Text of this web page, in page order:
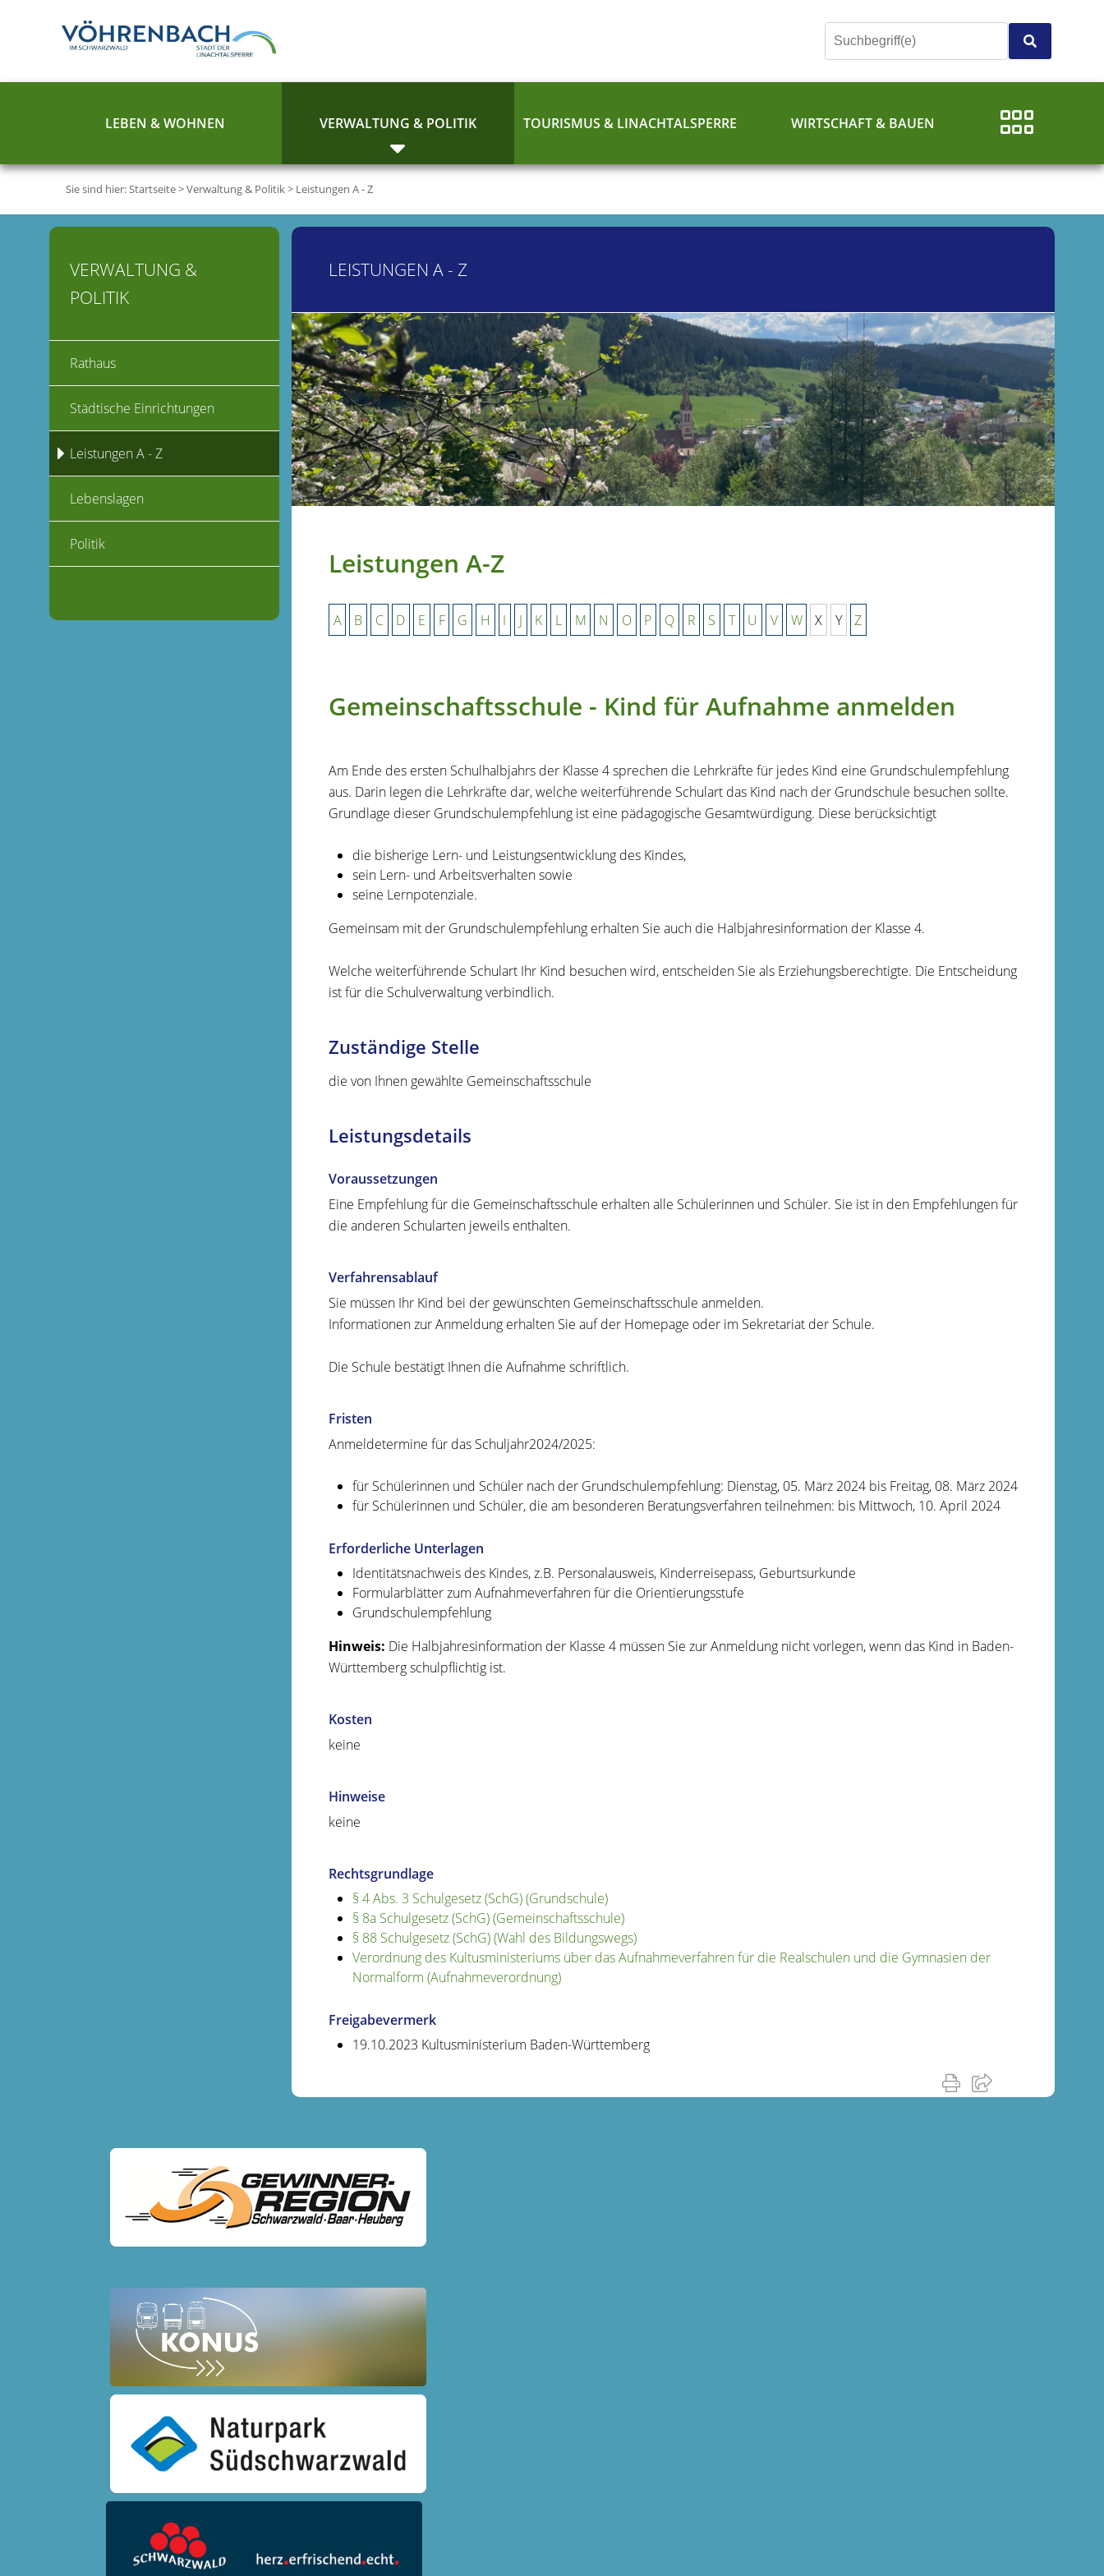
LEBEN & WOHNEN VERWALTUNG & POLITIK TOURISMUS & LINACHTALSPERRE WIRTSCHAFT & BAUEN
Sie sind hier:Startseite>Verwaltung & Politik> Leistungen A - Z
LEISTUNGEN A - Z
Leistungen A-Z
A B C D E F G H I J K L M N O P Q R S T U V W X Y Z
Gemeinschaftsschule - Kind für Aufnahme anmelden
Am Ende des ersten Schulhalbjahrs der Klasse 4 sprechen die Lehrkräfte für jedes Kind eine Grundschulempfehlung
aus. Darin legen die Lehrkräfte dar, welche weiterführende Schulart das Kind nach der Grundschule besuchen sollte.
Grundlage dieser Grundschulempfehlung ist eine pädagogische Gesamtwürdigung. Diese berücksichtigt
die bisherige Lern- und Leistungsentwicklung des Kindes,
sein Lern- und Arbeitsverhalten sowie
seine Lernpotenziale.
Gemeinsam mit der Grundschulempfehlung erhalten Sie auch die Halbjahresinformation der Klasse 4.
Welche weiterführende Schulart Ihr Kind besuchen wird, entscheiden Sie als Erziehungsberechtigte. Die Entscheidung
ist für die Schulverwaltung verbindlich.
Zuständige Stelle
die von Ihnen gewählte Gemeinschaftsschule
Leistungsdetails
Voraussetzungen
Eine Empfehlung für die Gemeinschaftsschule erhalten alle Schülerinnen und Schüler. Sie ist in den Empfehlungen für
die anderen Schularten jeweils enthalten.
Verfahrensablauf
Sie müssen Ihr Kind bei der gewünschten Gemeinschaftsschule anmelden.
Informationen zur Anmeldung erhalten Sie auf der Homepage oder im Sekretariat der Schule.
Die Schule bestätigt Ihnen die Aufnahme schriftlich.
Fristen
Anmeldetermine für das Schuljahr2024/2025:
für Schülerinnen und Schüler nach der Grundschulempfehlung: Dienstag, 05. März 2024 bis Freitag, 08. März 2024
für Schülerinnen und Schüler, die am besonderen Beratungsverfahren teilnehmen: bis Mittwoch, 10. April 2024
Erforderliche Unterlagen
Identitätsnachweis des Kindes, z.B. Personalausweis, Kinderreisepass, Geburtsurkunde
Formularblätter zum Aufnahmeverfahren für die Orientierungsstufe
Grundschulempfehlung
Hinweis: Die Halbjahresinformation der Klasse 4 müssen Sie zur Anmeldung nicht vorlegen, wenn das Kind in Baden-
Württemberg schulpflichtig ist.
Kosten
keine
Hinweise
keine
Rechtsgrundlage
§ 4 Abs. 3 Schulgesetz (SchG) (Grundschule)
§ 8a Schulgesetz (SchG) (Gemeinschaftsschule)
§ 88 Schulgesetz (SchG) (Wahl des Bildungswegs)
Verordnung des Kultusministeriums über das Aufnahmeverfahren für die Realschulen und die Gymnasien der
Normalform (Aufnahmeverordnung)
Freigabevermerk
19.10.2023 Kultusministerium Baden-Württemberg
VERWALTUNG &
POLITIK
Rathaus
Städtische Einrichtungen
Leistungen A - Z
Lebenslagen
Politik